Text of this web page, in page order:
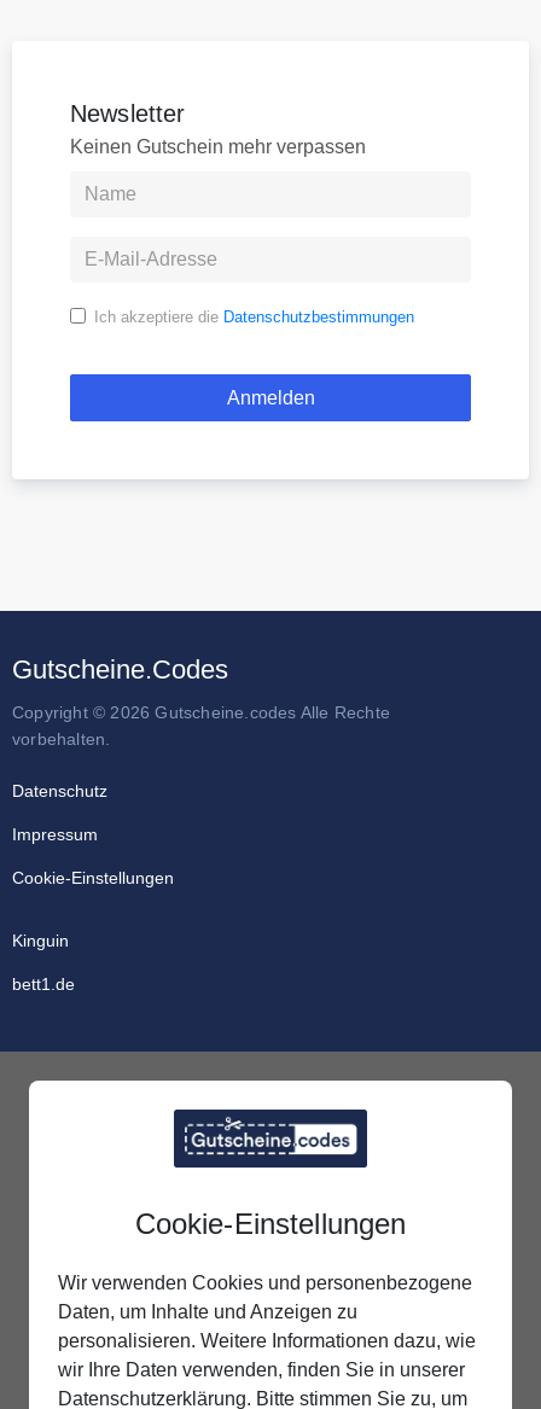
Newsletter
Keinen Gutschein mehr verpassen
Ich akzeptiere die Datenschutzbestimmungen
Gutscheine.Codes
Copyright © 2026 Gutscheine.codes Alle Rechte
vorbehalten.
Datenschutz
Impressum
Cookie-Einstellungen
Kinguin
bett1.de
Cookie-Einstellungen
Wir verwenden Cookies und personenbezogene
Daten, um Inhalte und Anzeigen zu
personalisieren. Weitere Informationen dazu, wie
wir Ihre Daten verwenden, finden Sie in unserer
Datenschutzerklärung. Bitte stimmen Sie zu, um